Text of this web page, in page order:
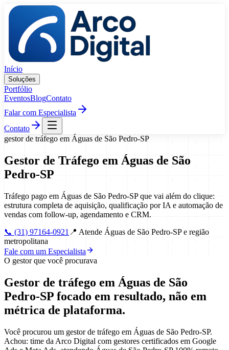
Pular para o conteúdo
Início
Soluções
Portfólio
EventosBlogContato
Falar com Especialista
Contato
gestor de tráfego em Águas de São Pedro-SP
Gestor de Tráfego em Águas de São
Pedro-SP
Tráfego pago em Águas de São Pedro-SP que vai além do clique:
estrutura completa de aquisição, qualificação por IA e automação de
vendas com follow-up, agendamento e CRM.
📞 (31) 97164-0921 📍 Atende Águas de São Pedro-SP e região
metropolitana
Fale com um Especialista
O gestor que você procurava
Gestor de tráfego em Águas de São
Pedro-SP focado em resultado, não em
métrica de plataforma.
Você procurou um gestor de tráfego em Águas de São Pedro-SP.
Achou: time da Arco Digital com gestores certificados em Google